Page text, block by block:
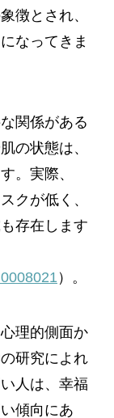
徴とされ、
なってきま
関係がある
の状態は、
。実際、
クが低く、
存在します
）。
理的側面か
研究によれ
人は、幸福
傾向にあ